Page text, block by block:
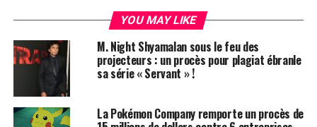
En 2022, après son transfert à Los Angeles, Hamby a
utilisé Instagram pour partager publiquement son
expérience. Elle a déclaré : « On m’a promis des choses
pour me convaincre de signer mon extension de
contrat, mais ces promesses n’ont pas été tenues. On
m’a accusée d’avoir signé mon extension en sachant que
j’étais enceinte, ce qui est faux. On m’a dit que j’étais un
YOU MAY LIKE
M. Night Shyamalan sous le feu des
projecteurs : un procès pour plagiat ébranle
sa série « Servant » !
La Pokémon Company remporte un procès de